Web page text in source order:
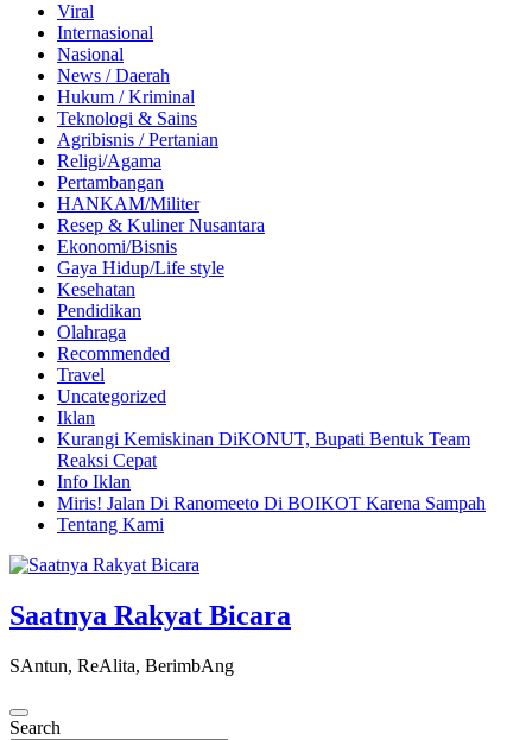
Viral
Internasional
Nasional
News / Daerah
Hukum / Kriminal
Teknologi & Sains
Agribisnis / Pertanian
Religi/Agama
Pertambangan
HANKAM/Militer
Resep & Kuliner Nusantara
Ekonomi/Bisnis
Gaya Hidup/Life style
Kesehatan
Pendidikan
Olahraga
Recommended
Travel
Uncategorized
Iklan
Kurangi Kemiskinan DiKONUT, Bupati Bentuk Team
Reaksi Cepat
Info Iklan
Miris! Jalan Di Ranomeeto Di BOIKOT Karena Sampah
Tentang Kami
Saatnya Rakyat Bicara
SAntun, ReAlita, BerimbAng
Search